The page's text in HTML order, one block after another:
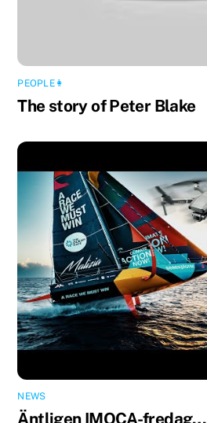
PEOPLE👩
The story of Peter Blake
NEWS
Äntligen IMOCA-fredag…